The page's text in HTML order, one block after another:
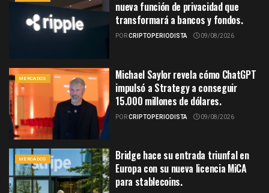
nueva función de privacidad que
transformará a bancos y fondos.
PORCRIPTOPERIODISTA 09/08/2026
MERCADOS
Michael Saylor revela cómo ChatGPT
impulsó a Strategy a conseguir
15.000 millones de dólares.
PORCRIPTOPERIODISTA 09/08/2026
MERCADOS
Bridge hace su entrada triunfal en
Europa con su nueva licencia MiCA
para stablecoins.